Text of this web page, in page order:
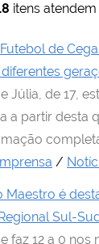
itens data
de
Júlia, de 17,
a partir desta
/
Maestro é
Sul-
faz 12 a 0 nos